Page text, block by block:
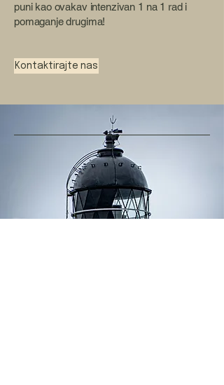
puni kao ovakav intenzivan 1 na 1 rad i
pomaganje drugima!
Kontaktirajte nas